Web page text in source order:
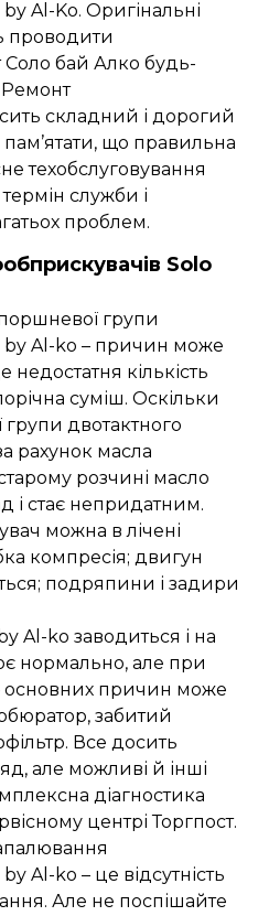
Al-Ko. Оригінальні
проводити
бай Алко будь-
Ремонт
складний і дорогий
що правильна
техобслуговування
служби і
проблем.
Solo
групи
by Al-ko – причин може
недостатня кількість
суміш. Оскільки
двотактного
рахунок масла
розчині масло
і стає непридатним.
можна в лічені
компресія; двигун
подряпини і задири
Al-ko заводиться і на
нормально, але при
основних причин може
забитий
Все досить
але можливі й інші
діагностика
центрі Торгпост.
Al-ko – це відсутність
Але не поспішайте